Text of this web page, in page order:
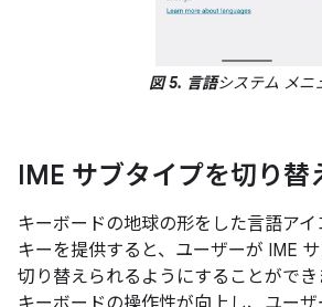
図 5. 言語システム メニ
IME サブタイプを切り替
キーボードの地球の形をした言語ア
キーを提供すると、ユーザーが IME
切り替えられるようにすることができ